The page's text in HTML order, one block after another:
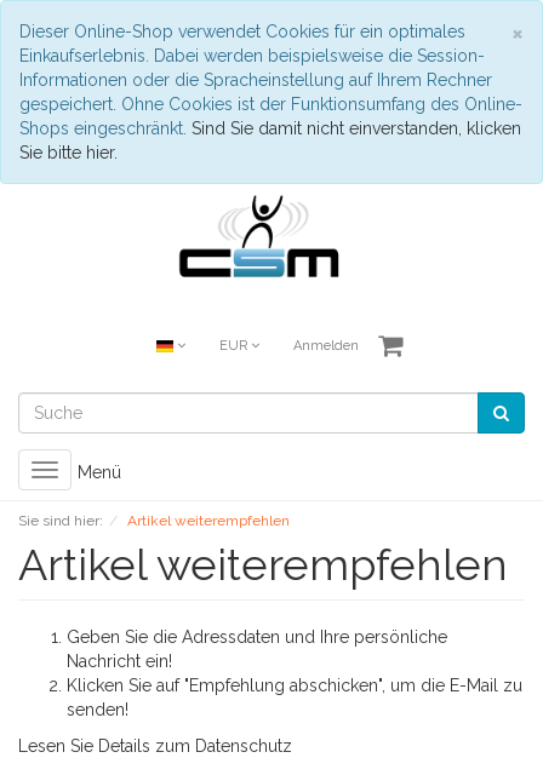
×
Dieser Online-Shop verwendet Cookies für ein optimales
Einkaufserlebnis. Dabei werden beispielsweise die Session-
Informationen oder die Spracheinstellung auf Ihrem Rechner
gespeichert. Ohne Cookies ist der Funktionsumfang des Online-
Shops eingeschränkt. Sind Sie damit nicht einverstanden, klicken
Sie bitte hier.
EUR Anmelden
Toggle
navigation
Menü
Sie sind hier: Artikel weiterempfehlen
Artikel weiterempfehlen
Geben Sie die Adressdaten und Ihre persönliche
Nachricht ein!
Klicken Sie auf "Empfehlung abschicken", um die E-Mail zu
senden!
Lesen Sie Details zum Datenschutz